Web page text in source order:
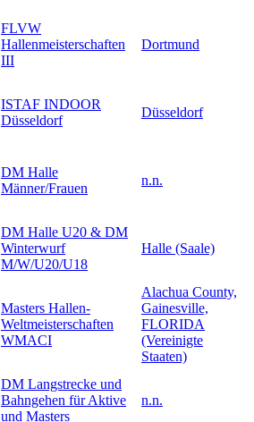
FLVW
Hallenmeisterschaften
III
Dortmund
ISTAF INDOOR
Düsseldorf
Düsseldorf
DM Halle
Männer/Frauen
n.n.
DM Halle U20 & DM
Winterwurf
M/W/U20/U18
Halle (Saale)
Masters Hallen-
Weltmeisterschaften
WMACI
Alachua County,
Gainesville,
FLORIDA
(Vereinigte
Staaten)
DM Langstrecke und
Bahngehen für Aktive
und Masters
n.n.